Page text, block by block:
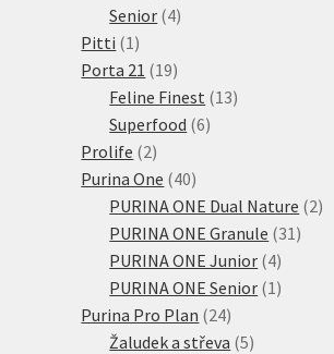
produktů
Senior 44
Pitti 1 1
produkt
Porta 21 1919
produktů
Feline Finest 1313
Superfood 66
Prolife 22
produkty
Purina One 4040
produktů
PURINA ONE Dual Nature 22
PURINA ONE Granule 31 31
PURINA ONE Junior 44
produkty
PURINA ONE Senior 1 1
Purina Pro Plan 2424
produktů
Žaludek a střeva 55